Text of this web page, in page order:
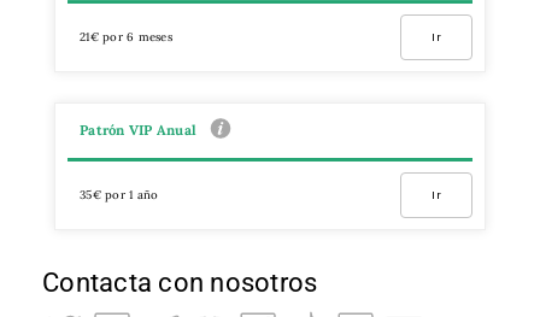
21€ por 6 meses Ir
Patrón VIP Anual
35€ por 1 año Ir
Contacta con nosotros